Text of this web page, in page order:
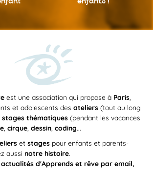
est une association qui propose à Paris,
et adolescents des ateliers (tout au long
stages thématiques (pendant les vacances
, cirque, dessin, coding...
et stages pour enfants et parents-
aussi notre histoire.
d'Apprends et rêve par email,